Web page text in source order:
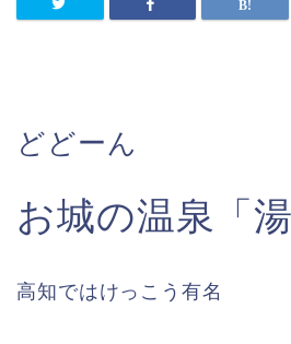
どどーん
お城の温泉「湯
高知ではけっこう有名